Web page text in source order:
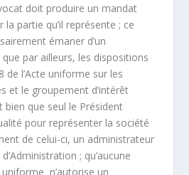
doit produire un mandat
la partie qu’il représente ; ce
émaner d’un
par ailleurs, les dispositions
de l’Acte uniforme sur les
et le groupement d’intérêt
bien que seul le Président
pour représenter la société
de celui-ci, un administrateur
; qu’aucune
n’autorise un